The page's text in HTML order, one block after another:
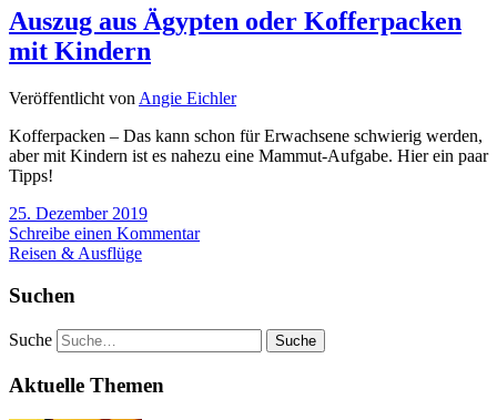
Auszug aus Ägypten oder Kofferpacken
mit Kindern
Veröffentlicht von Angie Eichler
Kofferpacken – Das kann schon für Erwachsene schwierig werden,
aber mit Kindern ist es nahezu eine Mammut-Aufgabe. Hier ein paar
Tipps!
25. Dezember 2019
Schreibe einen Kommentar
Reisen & Ausflüge
Suchen
Suche
Aktuelle Themen